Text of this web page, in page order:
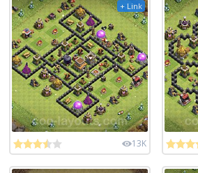
+ Link
13K